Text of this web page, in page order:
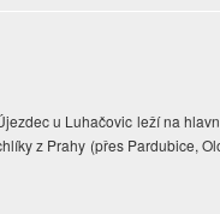
u Luhačovic leží na
z Prahy (přes Pardubice,